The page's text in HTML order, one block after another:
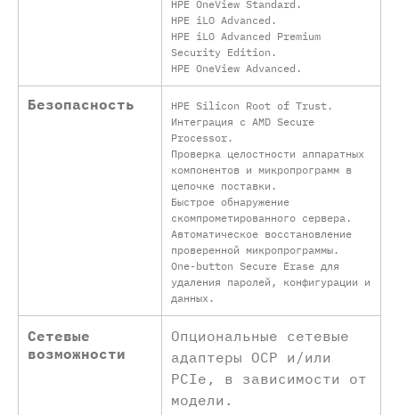
HPE OneView Standard.
HPE iLO Advanced.
HPE iLO Advanced Premium
Security Edition.
HPE OneView Advanced.
Безопасность
HPE Silicon Root of Trust.
Интеграция с AMD Secure
Processor.
Проверка целостности аппаратных
компонентов и микропрограмм в
цепочке поставки.
Быстрое обнаружение
скомпрометированного сервера.
Автоматическое восстановление
проверенной микропрограммы.
One-button Secure Erase для
удаления паролей, конфигурации и
данных.
Сетевые
возможности
Опциональные сетевые
адаптеры OCP и/или
PCIe, в зависимости от
модели.